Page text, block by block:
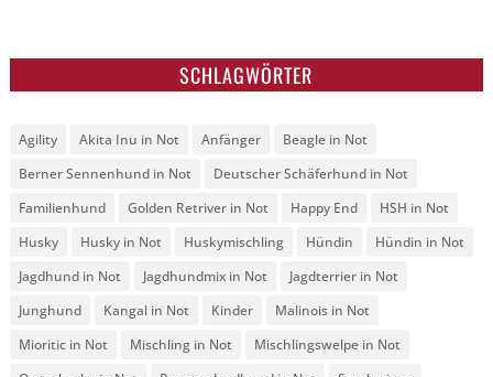
SCHLAGWÖRTER
Agility Akita Inu in Not Anfänger
Beagle in Not
Berner Sennenhund in Not
Deutscher Schäferhund in Not
Familienhund
Golden Retriver in Not Happy End
HSH in Not
Husky
Husky in Not Huskymischling Hündin
Hündin in Not
Jagdhund in Not
Jagdhundmix in Not
Jagdterrier in Not
Junghund
Kangal in Not Kinder
Malinois in Not
Mioritic in Not
Mischling in Not
Mischlingswelpe in Not